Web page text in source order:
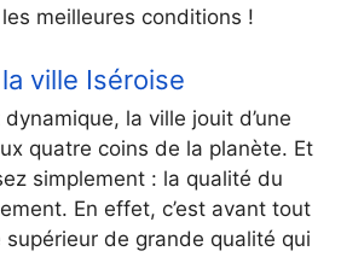
meilleures conditions !
ville Iséroise
la ville jouit d’une
quatre coins de la planète. Et
simplement : la qualité du
En effet, c’est avant tout
supérieur de grande qualité qui